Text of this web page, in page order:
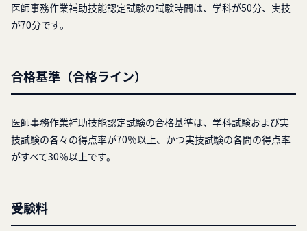
医師事務作業補助技能認定試験の試験時間は、学科が50分、実技
が70分です。
合格基準（合格ライン）
医師事務作業補助技能認定試験の合格基準は、学科試験および実
技試験の各々の得点率が70％以上、かつ実技試験の各問の得点率
がすべて30％以上です。
受験料